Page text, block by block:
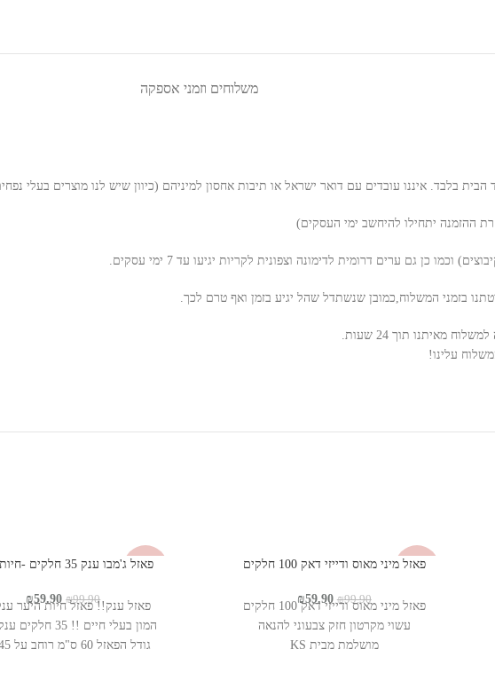
משלוחים וזמני אספקה
בלבד. איננו עובדים עם דואר ישראל או תיבות אחסון למיניהם (כיוון שיש לנו מוצרים בעלי
וכמו כן גם ערים דרומית לדימונה וצפונית לקריות יגיעו עד 7 ימי עסקים.
בזמני המשלוח,כמובן שנשתדל שהל יגיע בזמן ואף טרם לכך.
מאיתנו תוך 24 שעות.
-40%
פאזל מיני מאוס ודייזי דאק 100 חלקים
₪99.90
המחיר
המקורי
היה:
₪99.90.
₪59.90
המחיר
הוא:
₪59.90.
פאזל מיני מאוס ודייזי דאק 100 חלקים
עשוי מקרטון חזק צבעוני להנאה
מושלמת מבית KS
-40%
פאזל ג'מבו ענק 35 חלקים -חיות ביער
₪99.90
המחיר
היה:
₪99.90.
₪59.90 המחיר
הוא:
פאזל ענק!! פאזל חיות היער
המון בעלי חיים !! 35